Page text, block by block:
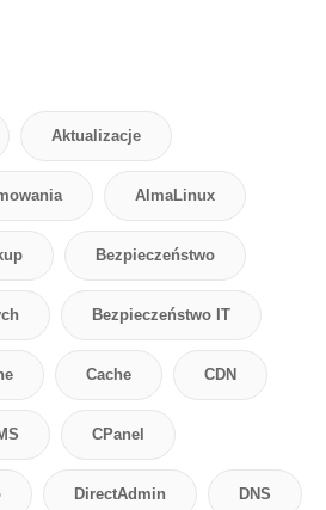
Aktualizacje
AlmaLinux
Bezpieczeństwo
Bezpieczeństwo IT
Cache CDN
CPanel
DirectAdmin DNS